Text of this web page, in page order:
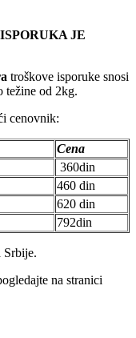
JE
troškove isporuke snosi
težine od 2kg.
cenovnik:
Cena
360din
460 din
620 din
792din
Srbije.
na stranici